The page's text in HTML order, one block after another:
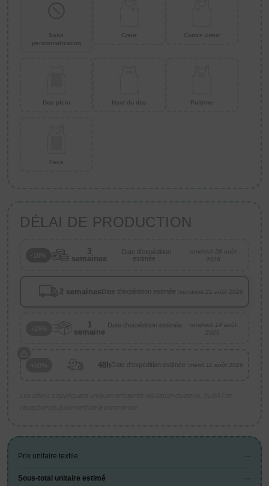
Sans
personnalisation
Cœur Contre cœur
Dos plein Haut du dos Poitrine
Face
DÉLAI DE PRODUCTION
3
semaines
Date d'expédition
estimée :
vendredi 28 août
2026
2 semaines Date d'expédition estimée :vendredi 21 août 2026
1
semaine
Date d'expédition estimée
:
vendredi 14 août
2026
48h Date d'expédition estimée :mardi 11 août 2026
Prix unitaire textile --
Sous-total unitaire estimé --